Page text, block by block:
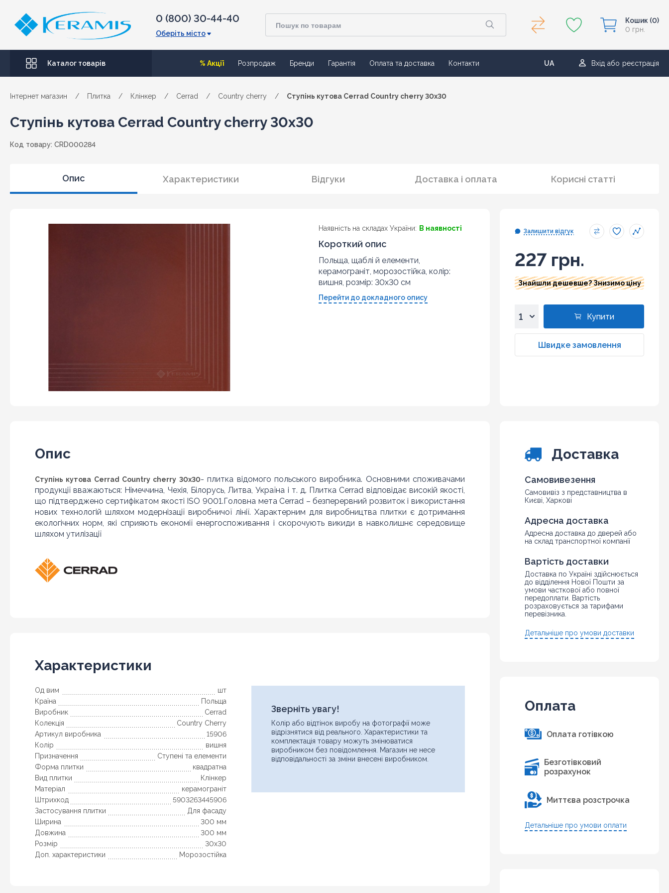
0 (800) 30-44-40
Оберіть місто
Кошик (0)
0 грн.
Каталог товарів % Акції Розпродаж Бренди Гарантія Оплата та доставка Контакти
UA
RU
Вхід або реєстрація
Інтернет магазин / Плитка / Клінкер / Cerrad / Country cherry / Ступінь кутова Cerrad Country cherry 30x30
Ступінь кутова Cerrad Country cherry 30x30
Код товару: CRD000284
Опис Характеристики Відгуки Доставка і оплата Корисні статті
Наявність на складах України: В наявності
Короткий опис
Польща, щаблі й елементи,
керамограніт, морозостійка, колір:
вишня, розмір: 30x30 см
Перейти до докладного опису
Залишити відгук
227 грн.
Знайшли дешевше? Знизимо ціну
3
Купити
Швидке замовлення
Опис
Ступінь кутова Cerrad Country cherry 30x30- плитка відомого польського виробника. Основними споживачами
продукції вважаються: Німеччина, Чехія, Білорусь, Литва, Україна і т. д. Плитка Cerrad відповідає високій якості,
що підтверджено сертифікатом якості ISO 9001.Головна мета Cerrad – безперервний розвиток і використання
нових технологій шляхом модернізації виробничої лінії. Характерним для виробництва плитки є дотримання
екологічних норм, які сприяють економії енергоспоживання і скорочують викиди в навколишнє середовище
шляхом утилізації
Характеристики
Од вим
шт
Країна
Польща
Виробник
Cerrad
Колекція
Country Cherry
Артикул виробника
15906
Колір
вишня
Призначення
Ступені та елементи
Форма плитки
квадратна
Вид плитки
Клінкер
Матеріал
керамограніт
Штрихкод
5903263445906
Застосування плитки
Для фасаду
Ширина
300 мм
Довжина
300 мм
Розмір
30x30
Доп. характеристики
Морозостійка
Зверніть увагу!
Колір або відтінок виробу на фотографії може
відрізнятися від реального. Характеристики та
комплектація товару можуть змінюватися
виробником без повідомлення. Магазин не несе
відповідальності за зміни внесені виробником.
Доставка
Самовивезення
Самовивіз з представництва в
Києві, Харкові
Адресна доставка
Адресна доставка до дверей або
на склад транспортної компанії
Вартість доставки
Доставка по Україні здійснюється
до відділення Нової Пошти за
умови часткової або повної
передоплати. Вартість
розраховується за тарифами
перевізника.
Детальніше про умови доставки
Оплата
Оплата готівкою
Безготівковий
розрахунок
Миттєва розстрочка
Детальніше про умови оплати